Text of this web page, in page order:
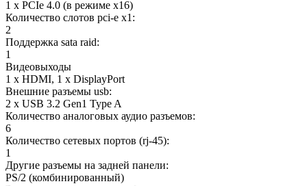
1 x PCIe 4.0 (в режиме x16)
Количество слотов pci-e x1:
2
Поддержка sata raid:
1
Видеовыходы
1 x HDMI, 1 x DisplayPort
Внешние разъемы usb:
2 x USB 3.2 Gen1 Type A
Количество аналоговых аудио разъемов:
6
Количество сетевых портов (rj-45):
1
Другие разъемы на задней панели:
PS/2 (комбинированный)